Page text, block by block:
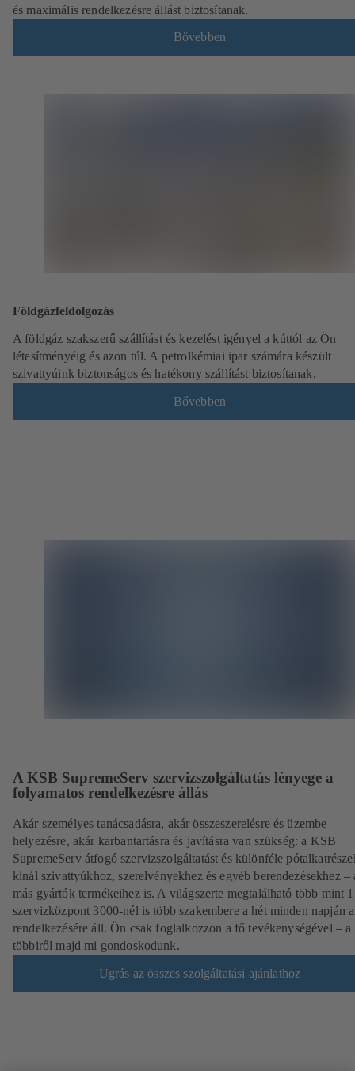
és maximális rendelkezésre állást biztosítanak.
Bővebben
Földgázfeldolgozás
A földgáz szakszerű szállítást és kezelést igényel a kúttól az Ön
létesítményéig és azon túl. A petrolkémiai ipar számára készült
szivattyúink biztonságos és hatékony szállítást biztosítanak.
Bővebben
A KSB SupremeServ szervizszolgáltatás lényege a
folyamatos rendelkezésre állás
Akár személyes tanácsadásra, akár összeszerelésre és üzembe
helyezésre, akár karbantartásra és javításra van szükség: a KSB
SupremeServ átfogó szervizszolgáltatást és különféle
kínál szivattyúkhoz, szerelvényekhez és egyéb berendezésekhez –
más gyártók termékeihez is. A világszerte megtalálható több mint
szervizközpont 3000-nél is több szakembere a hét minden napján
rendelkezésére áll. Ön csak foglalkozzon a fő tevékenységével – a
többiről majd mi gondoskodunk.
Ugrás az összes szolgáltatási ajánlathoz